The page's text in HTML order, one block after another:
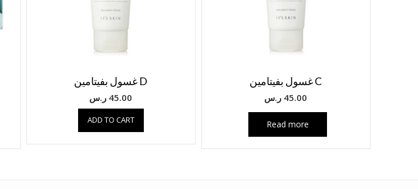
D غسول بفيتامين
45.00 ر.س
ADD TO CART
C غسول بفيتامين
45.00 ر.س
Read more